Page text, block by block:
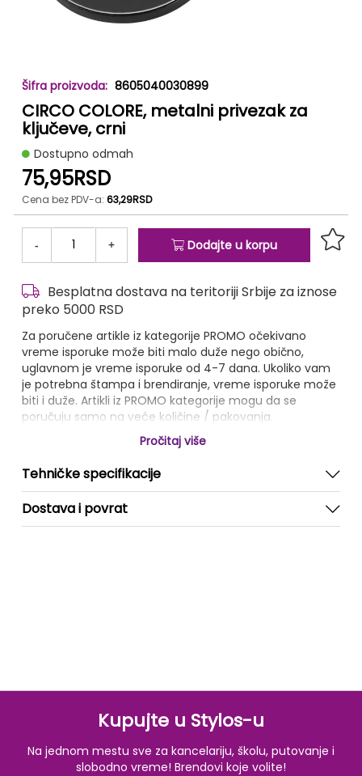
8605040030899
CIRCO COLORE, metalni privezak za
ključeve, crni
Dostupno odmah
75,95RSD
Cena bez PDV-a: 63,29RSD
- + Dodajte u korpu
Besplatna dostava na teritoriji Srbije za iznose
preko 5000 RSD
Za poručene artikle iz kategorije PROMO očekivano
vreme isporuke može biti malo duže nego obično,
uglavnom je vreme isporuke od 4-7 dana. Ukoliko vam
je potrebna štampa i brendiranje, vreme isporuke može
biti i duže. Artikli iz PROMO kategorije mogu da se
poručuju samo na veće količine / pakovanja.
Pročitaj više
Tehničke specifikacije
Dostava i povrat
Skip
to
the
beginning
the
images
gallery
Kupujte u Stylos-u
Na jednom mestu sve za kancelariju, školu, putovanje i
slobodno vreme! Brendovi koje volite!